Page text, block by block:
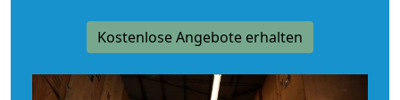
Kostenlose Angebote erhalten